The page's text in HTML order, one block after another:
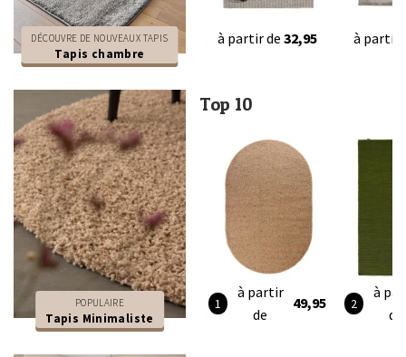
DÉCOUVRE DE NOUVEAUX TAPIS
Tapis chambre
à partir de 32,95 à partir
POPULAIRE
Tapis Minimaliste
Top 10
à partir
de
49,95
à
de